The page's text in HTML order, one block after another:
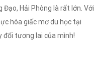
Hải Phòng là rất lớn. Với
hóa giấc mơ du học tại
đổi tương lai của mình!